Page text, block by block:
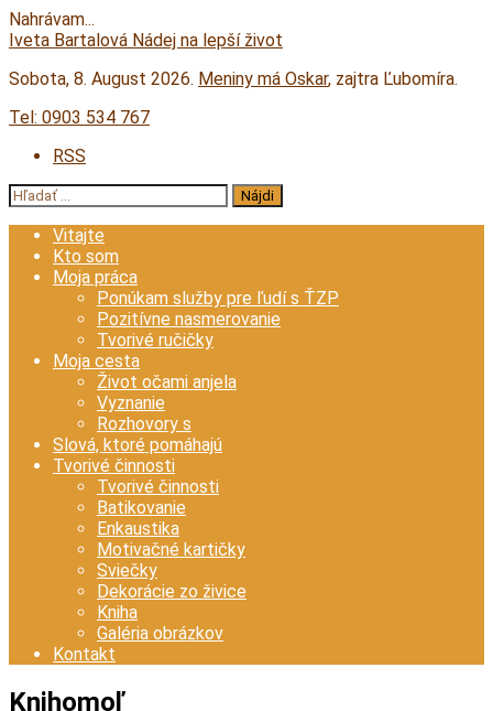
Nahrávam...
Prejsť
obsah
Iveta Bartalová Nádej na lepší život
Sobota, 8. August 2026. Meniny má Oskar, zajtra Ľubomíra.
Tel: 0903 534 767
RSS
Hľadať:
Vitajte
Kto som
Moja práca
Ponúkam služby pre ľudí s ŤZP
Pozitívne nasmerovanie
Tvorivé ručičky
Moja cesta
Život očami anjela
Vyznanie
Rozhovory s
Slová, ktoré pomáhajú
Tvorivé činnosti
Tvorivé činnosti
Batikovanie
Enkaustika
Motivačné kartičky
Sviečky
Dekorácie zo živice
Kniha
Galéria obrázkov
Kontakt
Knihomoľ